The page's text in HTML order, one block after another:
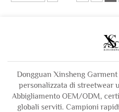
Dongguan Xinsheng
personalizzata di streetwear
Abbigliamento OEM/ODM,
globali serviti. Campioni